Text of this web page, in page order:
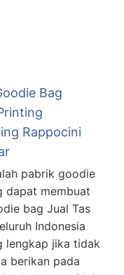
Bag
Rappocini
pabrik goodie
dapat membuat
bag Jual Tas
Indonesia
lengkap jika tidak
berikan pada